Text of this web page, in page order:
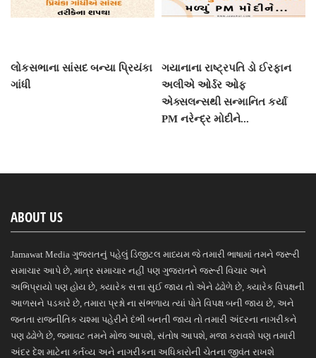
લોકસભાના સાંસદ બન્યા પ્રિયંકા
ગાંધી
ગયાનાના રાષ્ટ્રપતિ ડો ઈરફાન
અલીએ ઓર્ડર ઓફ
એક્સલન્સથી સન્માનિત કર્યા
PM નરેન્દ્ર મોદીને...
ABOUT US
Jamawat Media ગુજરાતનું પહેલું ડિજીટલ માધ્યમ જે તમારી ભાષામાં તમને જરૂરી
સમાચાર આપે છે, માત્ર સમાચાર નહીં પણ ગુજરાતને જરૂરી વિચાર અને
અભિપ્રાયો પણ હોય છે, ક્યારેક સત્તા સુઈ જાય તો એને ઢંઢોળે છે, ક્યારેક વિપક્ષની
આળસને પડકારે છે, તમારા પ્રશ્નો ના સંભળાય ત્યાં પોતે વિપક્ષ બની જાય છે, અને
જનતા રાજનીતિક ચશ્મા પહેરીને દંભી બનતી જાય તો તમારી અંદરના નાગરીકને
પણ ઢંઢોળે છે, જમાવટ તમને મોજ આપશે, સંતોષ આપશે, મજા કરાવશે પણ તમારી
અંદર દેશ માટેના કર્તવ્ય અને નાગરીકના અધિકારોની ચેતના જીવંત રાખશે